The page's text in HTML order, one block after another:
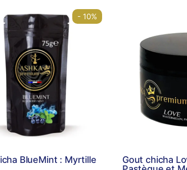
- 10%
BlueMint : Myrtille
Gout chicha